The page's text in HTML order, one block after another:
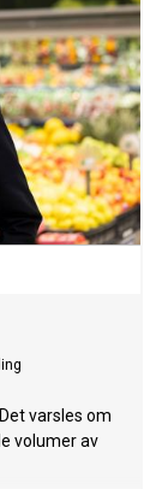
varsles om
volumer av